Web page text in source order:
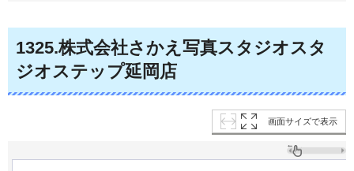
1325.株式会社さかえ写真スタジオスタ
ジオステップ延岡店
画面サイズで表示